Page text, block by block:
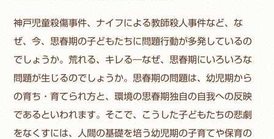
神戸児童殺傷事件、ナイフによる教師殺人事件など、な
ぜ、今、思春期の子どもたちに問題行動が多発しているの
でしょうか。荒れる、キレる―なぜ、思春期にいろいろな
問題が生じるのでしょうか。思春期の問題は、幼児期から
の育ち・育てられ方と、環境の思春期独自の自我への反映
であるといわれます。そこで、こうした子どもたちの悲劇
をなくすには、人間の基礎を培う幼児期の子育てや保育の